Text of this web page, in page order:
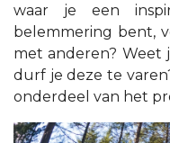
waar je een
belemmering bent,
met anderen? Weet
durf je deze te
onderdeel van het